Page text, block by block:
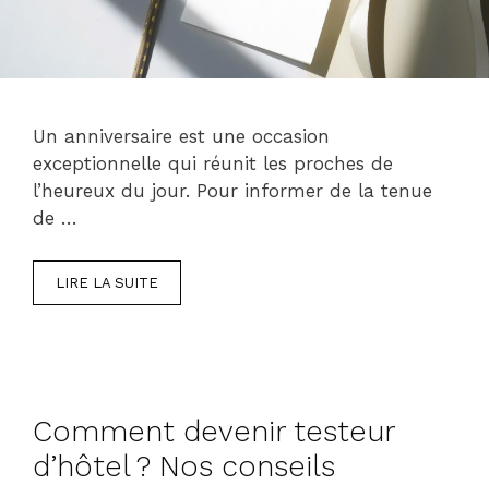
Un anniversaire est une occasion
exceptionnelle qui réunit les proches de
l’heureux du jour. Pour informer de la tenue
de …
LIRE LA SUITE
Comment devenir testeur
d’hôtel ? Nos conseils